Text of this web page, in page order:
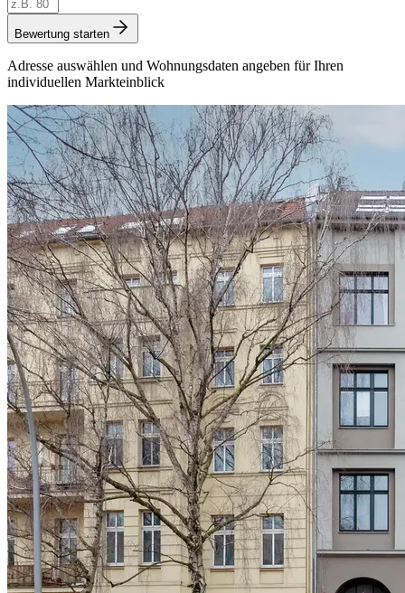
Bewertung starten
Adresse auswählen und Wohnungsdaten angeben für Ihren
individuellen Markteinblick